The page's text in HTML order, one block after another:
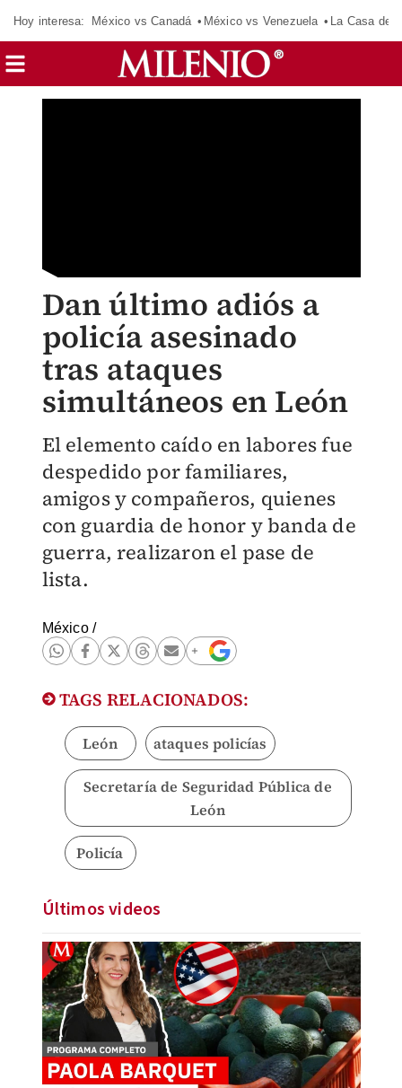
Hoy interesa: México vs Canadá México vs Venezuela La Casa de
Dan último adiós a
policía asesinado
tras ataques
simultáneos en León
El elemento caído en labores fue
despedido por familiares,
amigos y compañeros, quienes
con guardia de honor y banda de
guerra, realizaron el pase de
lista.
México/
TAGS RELACIONADOS:
León ataques policías
Secretaría de Seguridad Pública de
León
Policía
Últimos videos